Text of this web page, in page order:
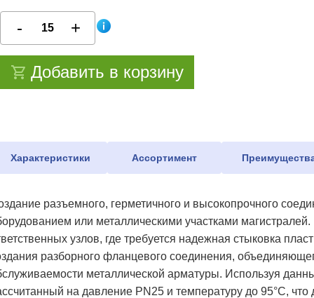
Добавить в корзину
Характеристики Ассортимент
разъемного, герметичного и высокопрочного
или металлическими участками
узлов, где требуется надежная стыковка
разборного фланцевого соединения,
металлической арматуры. Используя
на давление PN25 и температуру до 95°C,